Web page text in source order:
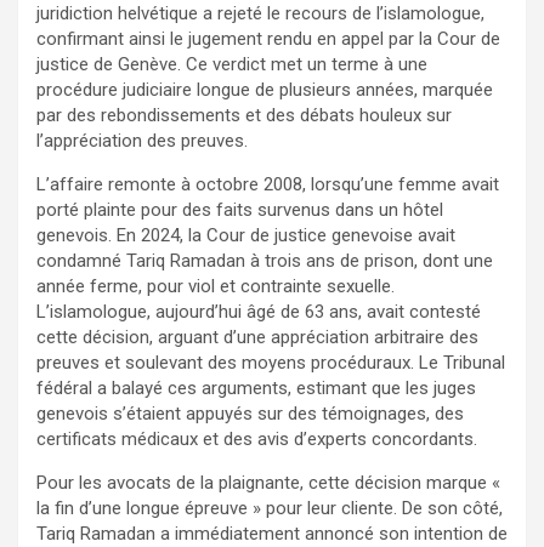
juridiction helvétique a rejeté le recours de l’islamologue,
confirmant ainsi le jugement rendu en appel par la Cour de
justice de Genève. Ce verdict met un terme à une
procédure judiciaire longue de plusieurs années, marquée
par des rebondissements et des débats houleux sur
l’appréciation des preuves.
L’affaire remonte à octobre 2008, lorsqu’une femme avait
porté plainte pour des faits survenus dans un hôtel
genevois. En 2024, la Cour de justice genevoise avait
condamné Tariq Ramadan à trois ans de prison, dont une
année ferme, pour viol et contrainte sexuelle.
L’islamologue, aujourd’hui âgé de 63 ans, avait contesté
cette décision, arguant d’une appréciation arbitraire des
preuves et soulevant des moyens procéduraux. Le Tribunal
fédéral a balayé ces arguments, estimant que les juges
genevois s’étaient appuyés sur des témoignages, des
certificats médicaux et des avis d’experts concordants.
Pour les avocats de la plaignante, cette décision marque «
la fin d’une longue épreuve » pour leur cliente. De son côté,
Tariq Ramadan a immédiatement annoncé son intention de